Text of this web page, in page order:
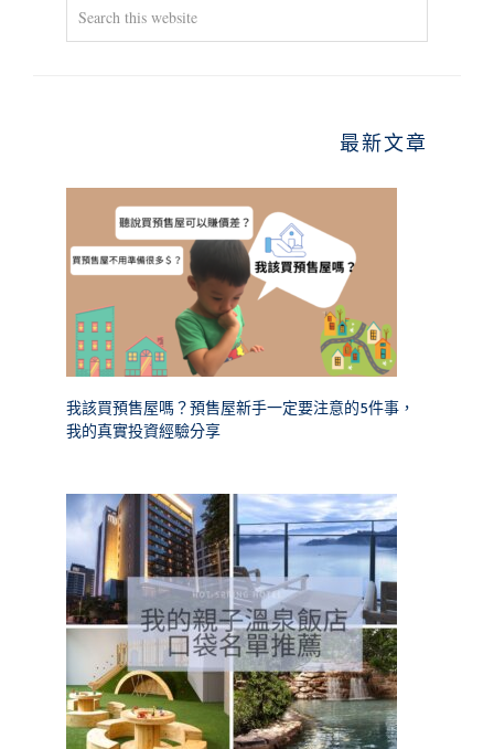
this
最新文章
我該買預售屋嗎？預售屋新手一定要注意的5件事，
我的真實投資經驗分享